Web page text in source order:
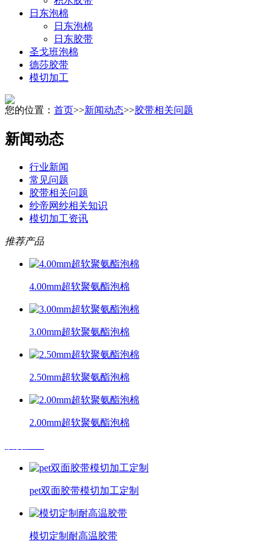
日东泡棉
日东泡棉
日东胶带
圣戈班泡棉
德莎胶带
模切加工
您的位置： 首页>>新闻动态>>胶带相关问题
新闻动态
行业新闻
常见问题
胶带相关问题
纱帝网纱相关知识
模切加工资讯
推荐产品
4.00mm超软聚氨酯泡棉
3.00mm超软聚氨酯泡棉
2.50mm超软聚氨酯泡棉
2.00mm超软聚氨酯泡棉
pet双面胶带模切加工定制
模切定制耐高温胶带